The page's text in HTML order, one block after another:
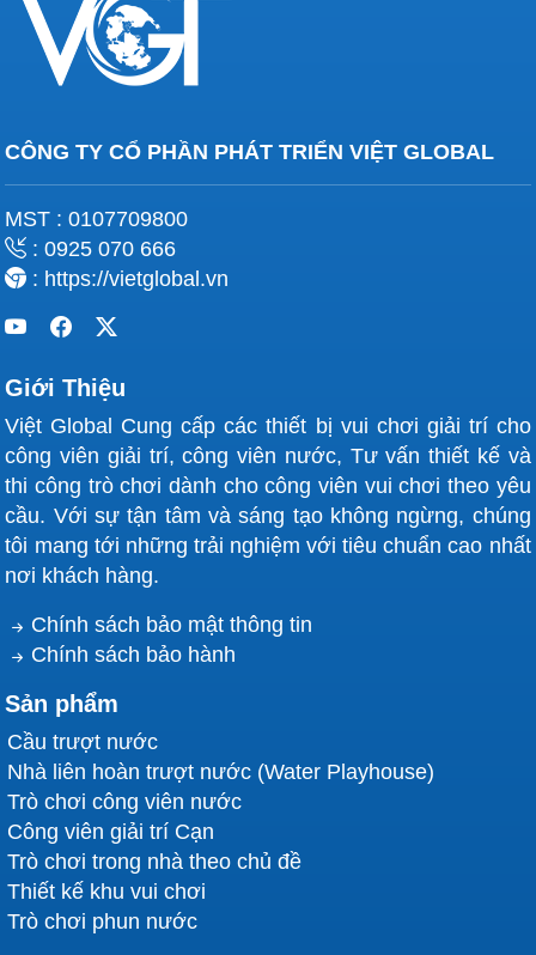
CÔNG TY CỔ PHẦN PHÁT TRIỂN VIỆT GLOBAL
MST : 0107709800
: 0925 070 666
: https://vietglobal.vn
Giới Thiệu
Việt Global Cung cấp các thiết bị vui chơi giải trí cho
công viên giải trí, công viên nước, Tư vấn thiết kế và
thi công trò chơi dành cho công viên vui chơi theo yêu
cầu. Với sự tận tâm và sáng tạo không ngừng, chúng
tôi mang tới những trải nghiệm với tiêu chuẩn cao nhất
nơi khách hàng.
Chính sách bảo mật thông tin
Chính sách bảo hành
Sản phẩm
Cầu trượt nước
Nhà liên hoàn trượt nước (Water Playhouse)
Trò chơi công viên nước
Công viên giải trí Cạn
Trò chơi trong nhà theo chủ đề
Thiết kế khu vui chơi
Trò chơi phun nước